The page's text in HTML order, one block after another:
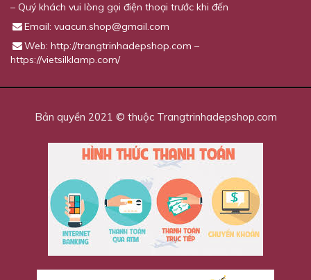
– Quý khách vui lòng gọi điện thoại trước khi đến
Email: vuacun.shop@gmail.com
Web: http://trangtrinhadepshop.com –
https://vietsilklamp.com/
Bản quyền 2021 © thuộc Trangtrinhadepshop.com